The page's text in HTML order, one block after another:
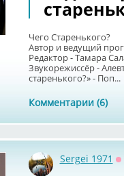
Чего Старенького?
Автор и ведущий
Редактор - Тамара
Звукорежиссёр -
старенького?» - Поп...
Комментарии (6)
Sergei 1971